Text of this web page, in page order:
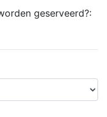
geserveerd?: